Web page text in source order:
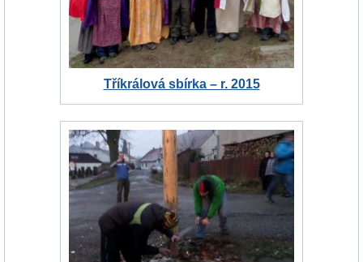
Tříkrálová sbírka – r. 2015